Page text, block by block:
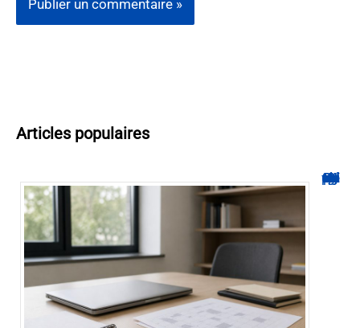
Articles populaires
Hyperplanning INSA CVL : comment suivre votre planning ?